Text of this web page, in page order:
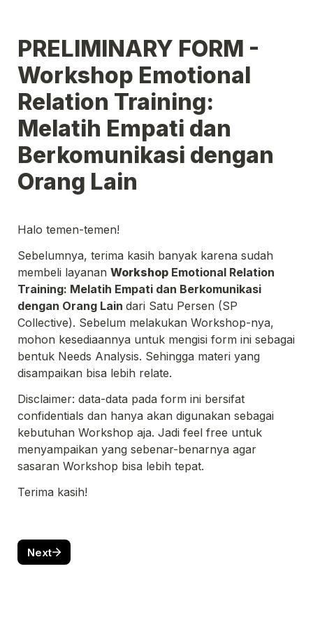
PRELIMINARY FORM -
Workshop Emotional
Relation Training:
Melatih Empati dan
Berkomunikasi dengan
Orang Lain
Halo temen-temen!
Sebelumnya, terima kasih banyak karena sudah
membeli layanan Workshop Emotional Relation
Training: Melatih Empati dan Berkomunikasi
dengan Orang Lain dari Satu Persen (SP
Collective). Sebelum melakukan Workshop-nya,
mohon kesediaannya untuk mengisi form ini sebagai
bentuk Needs Analysis. Sehingga materi yang
disampaikan bisa lebih relate.
Disclaimer: data-data pada form ini bersifat
confidentials dan hanya akan digunakan sebagai
kebutuhan Workshop aja. Jadi feel free untuk
menyampaikan yang sebenar-benarnya agar
sasaran Workshop bisa lebih tepat.
Terima kasih!
Next